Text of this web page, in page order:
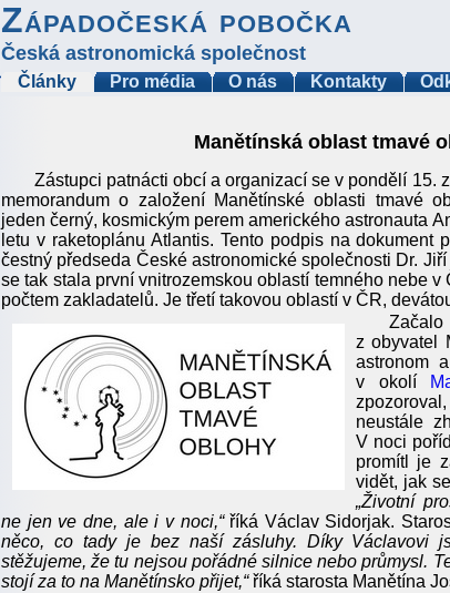
Západočeská pobočka
Česká astronomická společnost
Články Pro média O nás Kontakty
Manětínská oblast tmavé
Zástupci patnácti obcí a organizací se v pondělí 15.
memorandum o založení Manětínské oblasti tmavé
jeden černý, kosmickým perem amerického astronauta
letu v raketoplánu Atlantis. Tento podpis na dokument
čestný předseda České astronomické společnosti Dr.
se tak stala první vnitrozemskou oblastí temného nebe
počtem zakladatelů. Je třetí takovou oblastí v ČR,
z obyvatel
astronom
v okolí
neustále
V noci
promítl je
vidět, jak
„Životní
ne jen ve dne, ale i v noci,“říká Václav Sidorjak.
něco, co tady je bez naší zásluhy. Díky Václavovi
stěžujeme, že tu nejsou pořádné silnice nebo průmysl.
stojí za to na Manětínsko přijet,“říká starosta Manětína